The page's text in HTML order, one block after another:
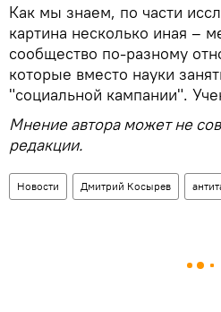
Как мы знаем, по части
картина несколько иная –
сообщество по-разному
которые вместо науки
"социальной кампании".
Мнение автора может не
редакции.
Новости Дмитрий Косырев